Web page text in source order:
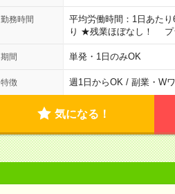
勤務時間
平均労働時間：1日あた
り ★残業ほぼなし！ プ
期間 単発・1日のみOK
特徴 週1日からOK / 副業・W
気になる！